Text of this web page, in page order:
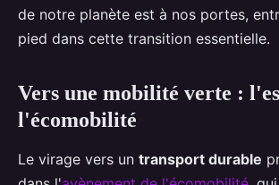
de notre planète est à nos portes,
pied dans cette transition essentielle.
Vers une mobilité verte :
l'écomobilité
Le virage vers un transport durable